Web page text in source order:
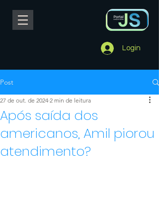
Login
Post
Após saída dos
americanos, Amil piorou
atendimento?
27 de out. de 2024 2 min de leitura